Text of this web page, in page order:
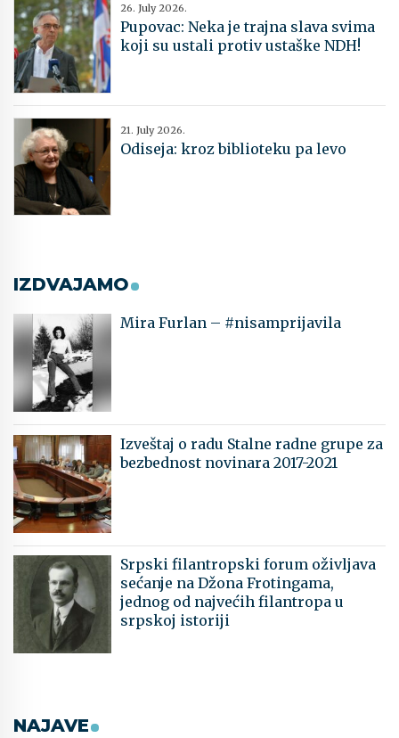
26. July 2026.
Pupovac: Neka je trajna slava svima
koji su ustali protiv ustaške NDH!
21. July 2026.
Odiseja: kroz biblioteku pa levo
IZDVAJAMO
Mira Furlan – #nisamprijavila
Izveštaj o radu Stalne radne grupe za
bezbednost novinara 2017-2021
Srpski filantropski forum oživljava
sećanje na Džona Frotingama,
jednog od najvećih filantropa u
srpskoj istoriji
NAJAVE